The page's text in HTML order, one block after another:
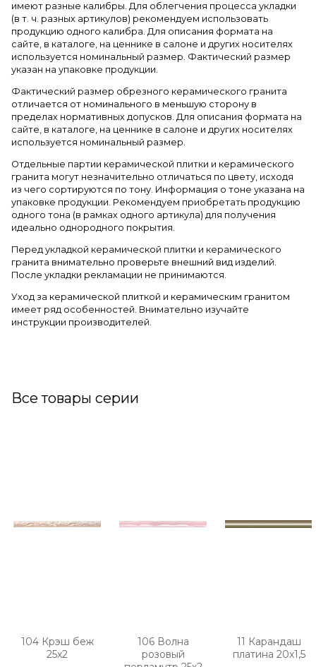
имеют разные калибры. Для облегчения процесса укладки
(в т. ч. разных артикулов) рекомендуем использовать
продукцию одного калибра. Для описания формата на
сайте, в каталоге, на ценнике в салоне и других носителях
используется номинальный размер. Фактический размер
указан на упаковке продукции.
Фактический размер обрезного керамического гранита
отличается от номинального в меньшую сторону в
пределах нормативных допусков. Для описания формата на
сайте, в каталоге, на ценнике в салоне и других носителях
используется номинальный размер.
Отдельные партии керамической плитки и керамического
гранита могут незначительно отличаться по цвету, исходя
из чего сортируются по тону. Информация о тоне указана на
упаковке продукции. Рекомендуем приобретать продукцию
одного тона (в рамках одного артикула) для получения
идеально однородного покрытия.
Перед укладкой керамической плитки и керамического
гранита внимательно проверьте внешний вид изделий.
После укладки рекламации не принимаются.
Уход за керамической плиткой и керамическим гранитом
имеет ряд особенностей. Внимательно изучайте
инструкции производителей.
Все товары серии
104 Крэш беж
25х2
106 Волна
розовый
11 Карандаш
платина 20х1,5